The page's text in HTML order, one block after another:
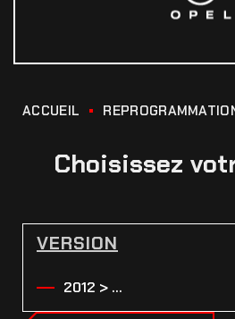
ACCUEIL
Choisissez
VERSION
2012 > ...